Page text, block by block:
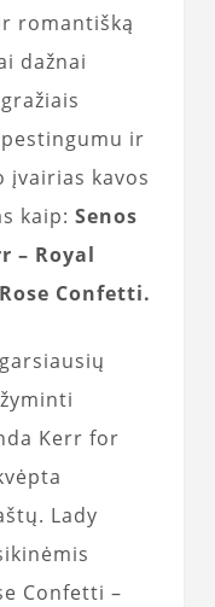
romantišką
dažnai
ir
įvairias kavos
kaip: Senos
– Royal
Confetti.
Kerr for
Lady
Confetti –